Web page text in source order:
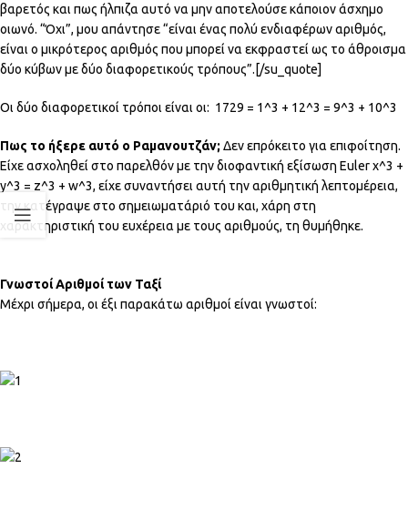
βαρετός και πως ήλπιζα αυτό να μην αποτελούσε κάποιον άσχημο
οιωνό. “Όχι”, μου απάντησε “είναι ένας πολύ ενδιαφέρων αριθμός,
είναι ο μικρότερος αριθμός που μπορεί να εκφραστεί ως το άθροισμα
δύο κύβων με δύο διαφορετικούς τρόπους”.[/su_quote]
Οι δύο διαφορετικοί τρόποι είναι οι: 1729 = 1^3 + 12^3 = 9^3 + 10^3
Πως το ήξερε αυτό ο Ραμανουτζάν;Δεν επρόκειτο για επιφοίτηση.
Είχε ασχοληθεί στο παρελθόν με την διοφαντική εξίσωση Euler x^3 +
y^3 = z^3 + w^3, είχε συναντήσει αυτή την αριθμητική λεπτομέρεια,
την κατέγραψε στο σημειωματάριό του και, χάρη στη
χαρακτηριστική του ευχέρεια με τους αριθμούς, τη θυμήθηκε.
Γνωστοί Αριθμοί των Ταξί
Μέχρι σήμερα, οι έξι παρακάτω αριθμοί είναι γνωστοί: